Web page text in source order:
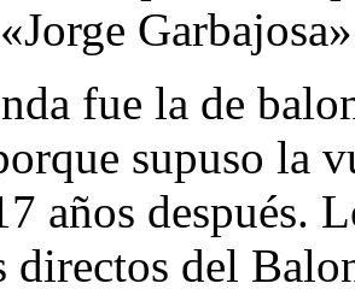
fue la de
supuso la
años después.
directos del